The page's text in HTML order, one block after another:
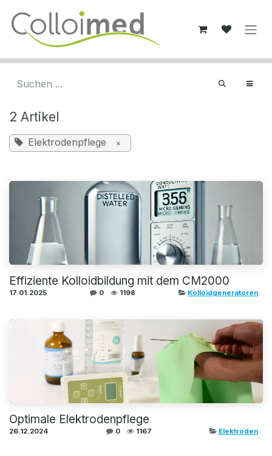
2 Artikel
Elektrodenpflege ×
Effiziente Kolloidbildung mit dem CM2000
17.01.2025 0 1198 Kolloidgeneratoren
Optimale Elektrodenpflege
26.12.2024 0 1167 Elektroden